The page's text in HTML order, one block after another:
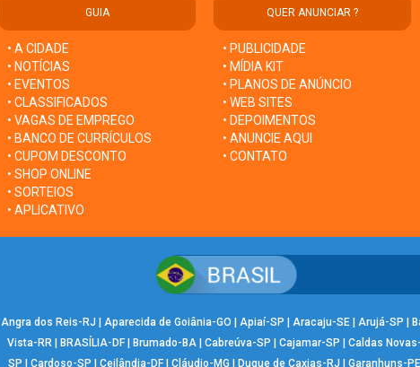
GUIA
• A CIDADE
• NOTÍCIAS
• EVENTOS
• CLASSIFICADOS
• VAGAS DE EMPREGO
• BANCO DE CURRÍCULOS
• CUPOM DESCONTO
• SHOP ONLINE
• SORTEIOS
• APLICATIVO
QUER ANUNCIAR ?
• PUBLICIDADE
• MÍDIA KIT
• PLANOS DE ANÚNCIO
• WEB SITES
• DEPOIMENTOS
• ANUNCIE AQUI
• CONTATO
Angra dos Reis-RJ | Aparecida de Goiânia-GO | Apiaí-SP | Aracaju-SE| Arujá-SP |
Vista-RR | BRASÍLIA-DF| Brumado-BA| Cabreúva-SP | Cajamar-SP | Caldas
SP | Cardoso-SP | Ceilândia-DF | Cláudio-MG | Duque de Caxias-RJ | Garanhuns-PE